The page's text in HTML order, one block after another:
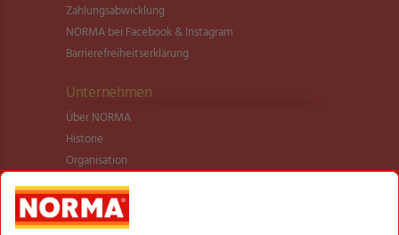
Zahlungsabwicklung
NORMA bei Facebook & Instagram
Barrierefreiheitserklärung
Unternehmen
Über NORMA
Historie
Organisation
International
Logistik
Filialnetz